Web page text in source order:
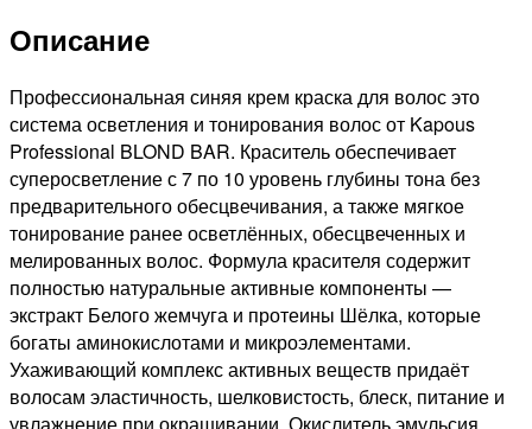
Описание
Профессиональная синяя крем краска для волос это
система осветления и тонирования волос от Kapous
Professional BLOND BAR. Краситель обеспечивает
суперосветление с 7 по 10 уровень глубины тона без
предварительного обесцвечивания, а также мягкое
тонирование ранее осветлённых, обесцвеченных и
мелированных волос. Формула красителя содержит
полностью натуральные активные компоненты —
экстракт Белого жемчуга и протеины Шёлка, которые
богаты аминокислотами и микроэлементами.
Ухаживающий комплекс активных веществ придаёт
волосам эластичность, шелковистость, блеск, питание и